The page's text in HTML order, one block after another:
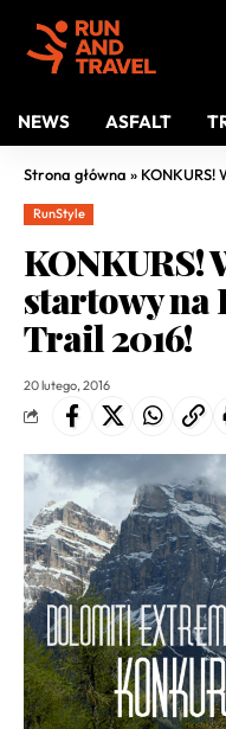
NEWS ASFALT
Strona główna » KONKURS!
RunStyle
KONKURS!
startowy na
Trail 2016!
20 lutego, 2016